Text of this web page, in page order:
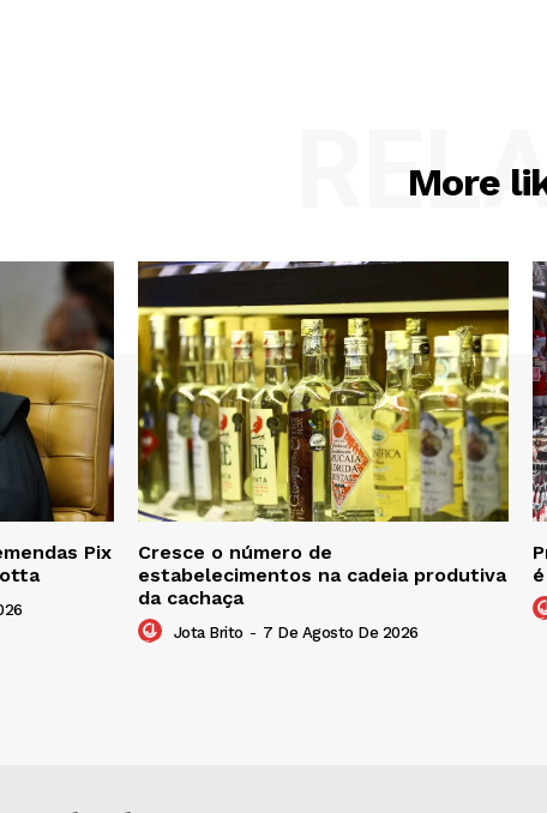
More
Pix
Cresce o número de
estabelecimentos na cadeia produtiva
da cachaça
Jota Brito - 7 De Agosto De 2026